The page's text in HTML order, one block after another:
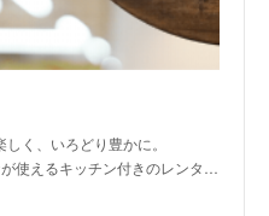
く、いろどり豊かに。
使えるキッチン付きのレンタ…